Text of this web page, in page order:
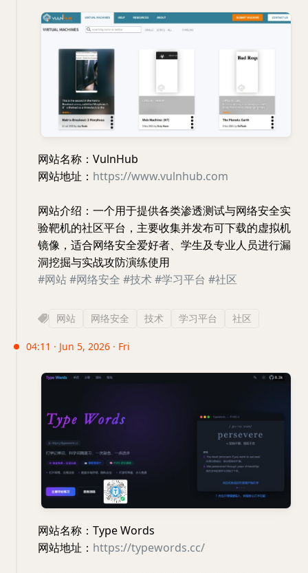
网站名称：VulnHub
网站地址： https://www.vulnhub.com
网站介绍：一个用于提供各类渗透测试与网络安全实
验靶机的社区平台，主要收集并发布可下载的虚拟机
镜像，适合网络安全爱好者、学生及专业人员进行漏
洞挖掘与实战攻防演练使用
#网站#网络安全 #技术#学习平台 #社区
网站 网络安全 技术 学习平台 社区
04:11 · Jun 5, 2026 · Fri
网站名称：Type Words
网站地址： https://typewords.cc/